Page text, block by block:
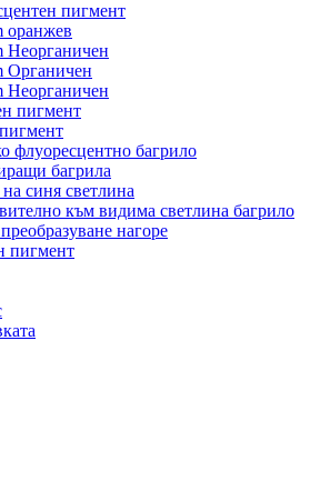
пигмент
оранжев
Неорганичен
Органичен
Неорганичен
пигмент
флуоресцентно багрило
багрила
синя светлина
към видима светлина багрило
нагоре
пигмент